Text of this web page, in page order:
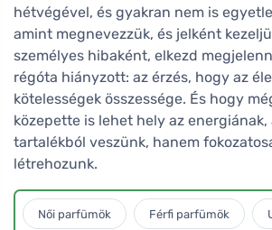
hétvégével, és gyakran nem is
amint megnevezzük, és jelként
személyes hibaként, elkezd
régóta hiányzott: az érzés, hogy az
kötelességek összessége. És hogy
közepette is lehet hely az energiának,
tartalékból veszünk, hanem
létrehozunk.
Női parfümök Férfi parfümök